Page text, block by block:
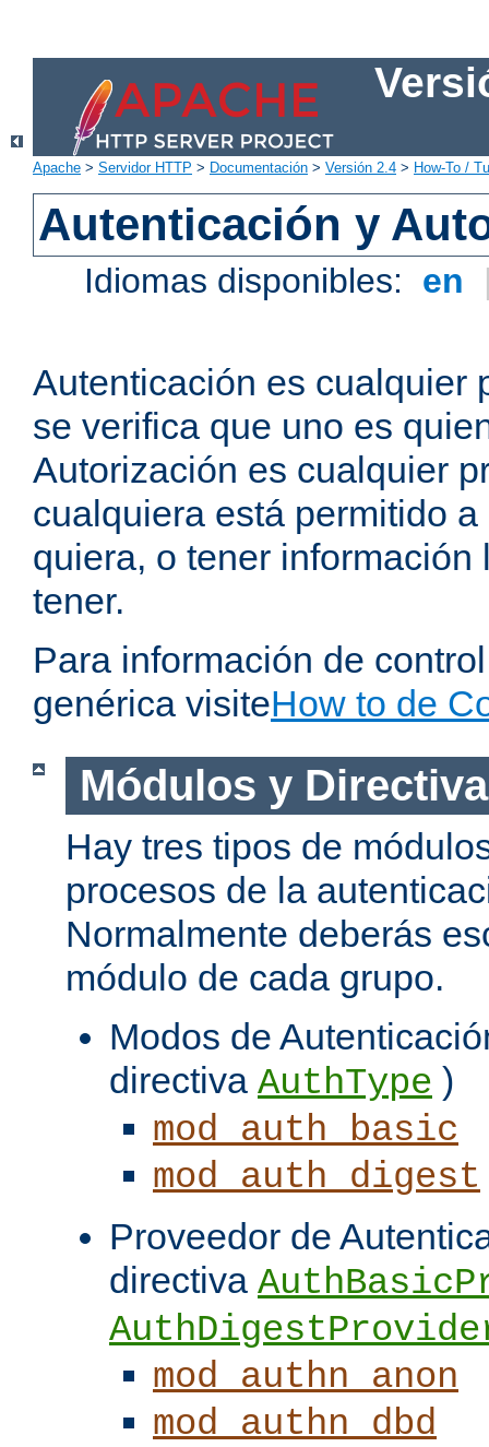
Apache > Servidor HTTP > Documentación > Versión 2.4 > How-To /
Autenticación y
Idiomas disponibles: en
Autenticación es cualquier
se verifica que uno es
Autorización es cualquier
cualquiera está permitido
quiera, o tener información
tener.
Para información de
genérica visiteHow to de
Módulos y
Hay tres tipos de
procesos de la
Normalmente deberás
módulo de cada grupo.
Modos de
directiva AuthType )
mod_auth_basic
mod_auth_digest
Proveedor de
directiva
mod_authn_anon
mod_authn_dbd